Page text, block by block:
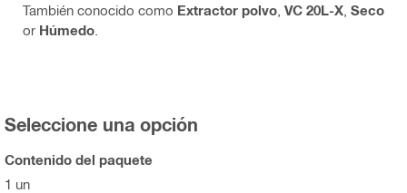
También conocido como Extractor polvo VC 20L-X Seco
or Húmedo
Seleccione una opción
Contenido del paquete
1 un